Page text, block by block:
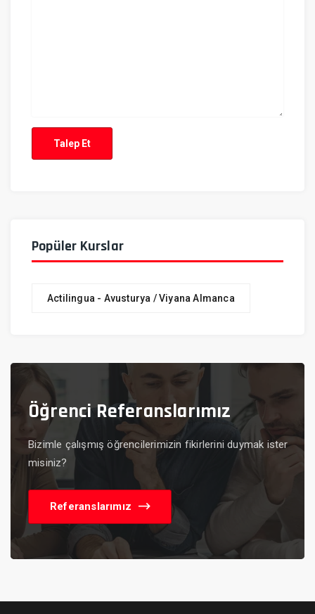
Talep Et
Popüler Kurslar
Actilingua - Avusturya / Viyana Almanca
ÖğrenciReferanslarımız
Bizimle çalışmış öğrencilerimizin fikirlerini duymak ister
misiniz?
Referanslarımız